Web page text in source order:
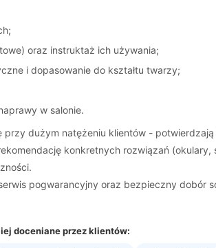
oraz instruktaż ich używania;
i dopasowanie do kształtu twarzy;
w salonie.
dużym natężeniu klientów -
konkretnych rozwiązań
pogwarancyjny oraz bezpieczny dobór
doceniane przez klientów: